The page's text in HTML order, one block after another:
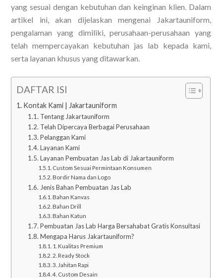
yang sesuai dengan kebutuhan dan keinginan klien. Dalam
artikel ini, akan dijelaskan mengenai Jakartauniform,
pengalaman yang dimiliki, perusahaan-perusahaan yang
telah mempercayakan kebutuhan jas lab kepada kami,
serta layanan khusus yang ditawarkan.
DAFTAR ISI
Kontak Kami | Jakartauniform
Tentang Jakartauniform
Telah Dipercaya Berbagai Perusahaan
Pelanggan Kami
Layanan Kami
Layanan Pembuatan Jas Lab di Jakartauniform
Custom Sesuai Permintaan Konsumen
Bordir Nama dan Logo
Jenis Bahan Pembuatan Jas Lab
Bahan Kanvas
Bahan Drill
Bahan Katun
Pembuatan Jas Lab Harga Bersahabat Gratis Konsultasi
Mengapa Harus Jakartauniform?
1. Kualitas Premium
2. Ready Stock
3. Jahitan Rapi
4. Custom Desain